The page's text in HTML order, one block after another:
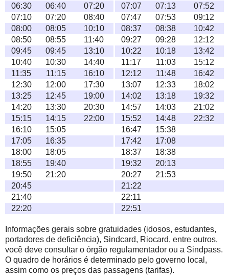
06:30
06:40 07:20 07:07 07:13
07:52
07:10
07:20 08:40 07:47 07:53
09:12
08:00
08:05 10:10 08:37 08:38
10:42
08:50
08:55 11:40 09:27 09:28
12:12
09:45
09:45 13:10 10:22 10:18
13:42
10:40
10:30 14:40 11:17 11:03
15:12
11:35
11:15 16:10 12:12 11:48
16:42
12:30
12:00 17:30 13:07 12:33
18:02
13:25
12:45 19:00 14:02 13:18
19:32
14:20
13:30 20:30 14:57 14:03
21:02
15:15
14:15 22:00 15:52 14:48
22:32
16:10
15:05 16:47
15:38
17:05
16:35 17:42
17:08
18:00
18:05 18:37
18:38
18:55
19:40 19:32
20:13
19:50
21:20 20:27
21:53
20:45
21:22
21:40
22:11
22:20
22:51
Informações gerais sobre gratuidades (idosos, estudantes,
portadores de deficiência), Sindcard, Riocard, entre outros,
você deve consultar o órgão regulamentador ou a Sindpass.
O quadro de horários é determinado pelo governo local,
assim como os preços das passagens (tarifas).